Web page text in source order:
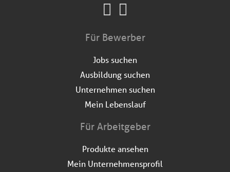
Für Bewerber
Jobs suchen
Ausbildung suchen
Unternehmen suchen
Mein Lebenslauf
Für Arbeitgeber
Produkte ansehen
Mein Unternehmensprofil